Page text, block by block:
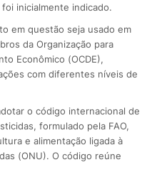
inicialmente indicado.
em questão seja usado em
da Organização para
Econômico (OCDE),
com diferentes níveis de
o código internacional de
formulado pela FAO,
e alimentação ligada à
(ONU). O código reúne